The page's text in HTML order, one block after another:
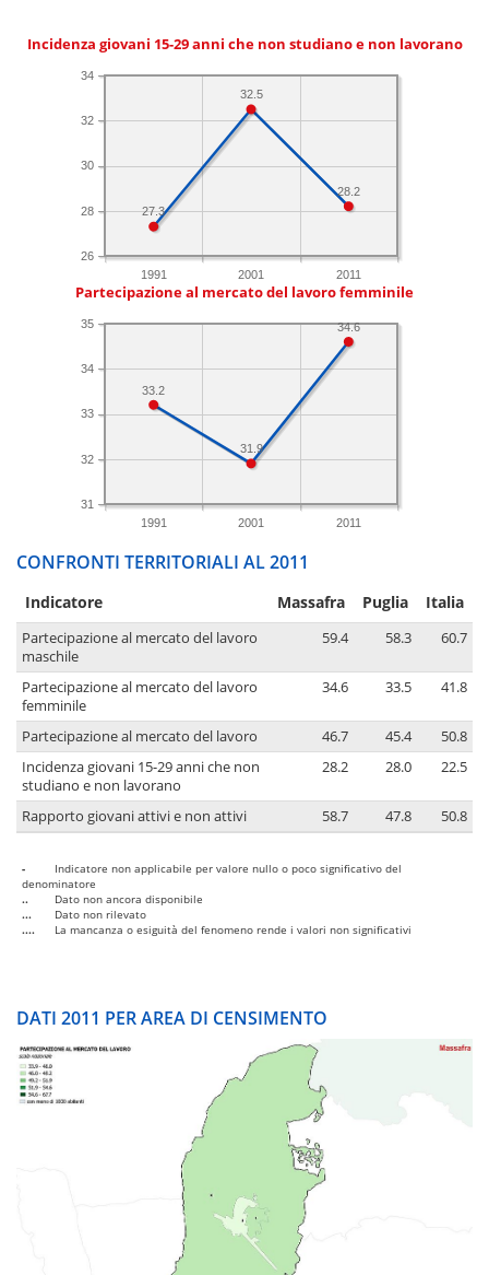
Incidenza giovani 15-29 anni che non studiano e non lavorano
1991 2001 2011
26
28
30
32
34
28.2
32.5
27.3
Partecipazione al mercato del lavoro femminile
1991 2001 2011
31
32
33
34
35 34.6
31.9
33.2
CONFRONTI TERRITORIALI AL 2011
Indicatore Massafra Puglia Italia
Partecipazione al mercato del lavoro
maschile
59.4 58.3 60.7
Partecipazione al mercato del lavoro
femminile
34.6 33.5 41.8
Partecipazione al mercato del lavoro 46.7 45.4
50.8
Incidenza giovani 15-29 anni che non
studiano e non lavorano
28.2 28.0 22.5
Rapporto giovani attivi e non attivi 58.7 47.8 50.8
-
Indicatore non applicabile per valore nullo o poco significativo del
denominatore
..
Dato non ancora disponibile
...
Dato non rilevato
....
La mancanza o esiguità del fenomeno rende i valori non significativi
DATI 2011 PER AREA DI CENSIMENTO